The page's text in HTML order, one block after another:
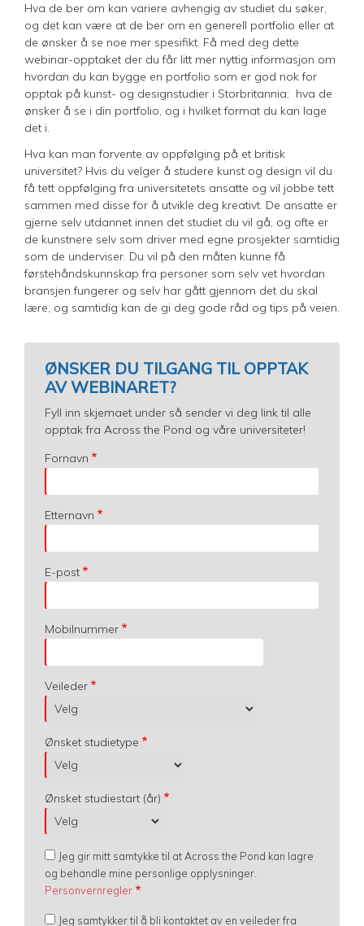
Hva de ber om kan variere avhengig av studiet du søker,
og det kan være at de ber om en generell portfolio eller at
de ønsker å se noe mer spesifikt. Få med deg dette
webinar-opptaket der du får litt mer nyttig informasjon om
hvordan du kan bygge en portfolio som er god nok for
opptak på kunst- og designstudier i Storbritannia; hva de
ønsker å se i din portfolio, og i hvilket format du kan lage
det i.
Hva kan man forvente av oppfølging på et britisk
universitet? Hvis du velger å studere kunst og design vil du
få tett oppfølging fra universitetets ansatte og vil jobbe tett
sammen med disse for å utvikle deg kreativt. De ansatte er
gjerne selv utdannet innen det studiet du vil gå, og ofte er
de kunstnere selv som driver med egne prosjekter samtidig
som de underviser. Du vil på den måten kunne få
førstehåndskunnskap fra personer som selv vet hvordan
bransjen fungerer og selv har gått gjennom det du skal
lære, og samtidig kan de gi deg gode råd og tips på veien.
ØNSKER DU TILGANG TIL OPPTAK
AV WEBINARET?
Fyll inn skjemaet under så sender vi deg link til alle
opptak fra Across the Pond og våre universiteter!
Fornavn
Etternavn
E-post
Mobilnummer
Veileder
Ønsket studietype
Ønsket studiestart (år)
Jeg gir mitt samtykke til at Across the Pond kan lagre
og behandle mine personlige opplysninger.
Personvernregler
Jeg samtykker til å bli kontaktet av en veileder fra